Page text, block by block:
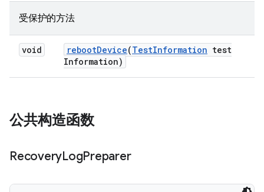
受保护的方法
void rebootDevice(TestInformation test
Information)
公共构造函数
RecoveryLogPreparer